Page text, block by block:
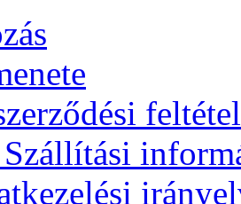
Szállítási